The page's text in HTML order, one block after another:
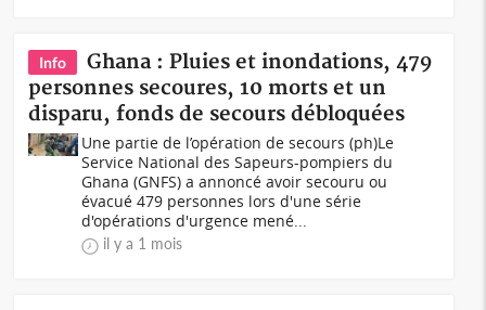
Info
Ghana : Pluies et inondations, 479
personnes secoures, 10 morts et un
disparu, fonds de secours débloquées
Une partie de l’opération de secours (ph)Le
Service National des Sapeurs-pompiers du
Ghana (GNFS) a annoncé avoir secouru ou
évacué 479 personnes lors d'une série
d'opérations d'urgence mené...
il y a 1 mois